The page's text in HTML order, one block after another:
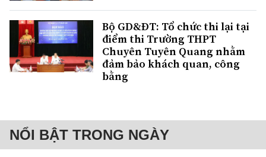
Bộ GD&ĐT: Tổ chức thi lại tại
điểm thi Trường THPT
Chuyên Tuyên Quang nhằm
đảm bảo khách quan, công
bằng
NỔI BẬT TRONG NGÀY